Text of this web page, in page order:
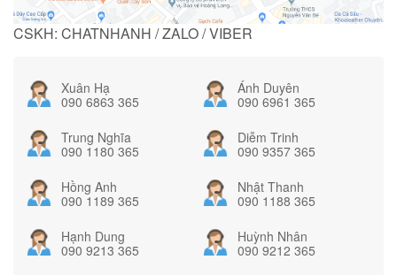
CSKH: CHATNHANH / ZALO / VIBER
Xuân Hạ
090 6863 365
Ánh Duyên
090 6961 365
Trung Nghĩa
090 1180 365
Diễm Trinh
090 9357 365
Hồng Anh
090 1189 365
Nhật Thanh
090 1188 365
Hạnh Dung
090 9213 365
Huỳnh Nhân
090 9212 365